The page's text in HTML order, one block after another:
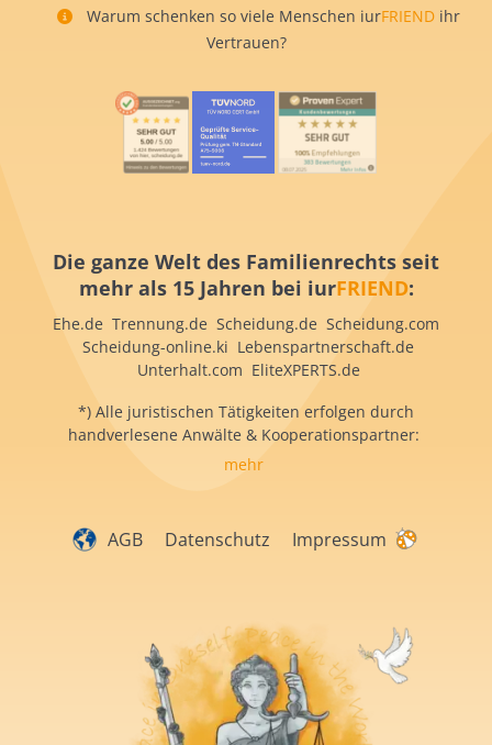
Warum schenken so viele Menschen iurFRIEND ihr
Vertrauen?
Die ganze Welt des Familienrechts seit
mehr als 15 Jahren bei iurFRIEND:
Ehe.de Trennung.de Scheidung.de Scheidung.com
Scheidung-online.ki Lebenspartnerschaft.de
Unterhalt.com EliteXPERTS.de
*) Alle juristischen Tätigkeiten erfolgen durch
handverlesene Anwälte & Kooperationspartner:
mehr
AGB Datenschutz Impressum